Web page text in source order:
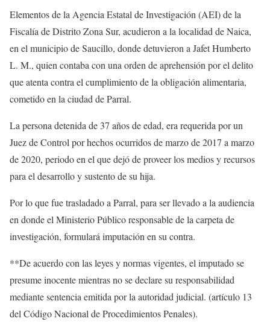
Elementos de la Agencia Estatal de Investigación (AEI) de la
Fiscalía de Distrito Zona Sur, acudieron a la localidad de Naica,
en el municipio de Saucillo, donde detuvieron a Jafet Humberto
L. M., quien contaba con una orden de aprehensión por el delito
que atenta contra el cumplimiento de la obligación alimentaria,
cometido en la ciudad de Parral.
La persona detenida de 37 años de edad, era requerida por un
Juez de Control por hechos ocurridos de marzo de 2017 a marzo
de 2020, periodo en el que dejó de proveer los medios y recursos
para el desarrollo y sustento de su hija.
Por lo que fue trasladado a Parral, para ser llevado a la audiencia
en donde el Ministerio Público responsable de la carpeta de
investigación, formulará imputación en su contra.
**De acuerdo con las leyes y normas vigentes, el imputado se
presume inocente mientras no se declare su responsabilidad
mediante sentencia emitida por la autoridad judicial. (artículo 13
del Código Nacional de Procedimientos Penales).